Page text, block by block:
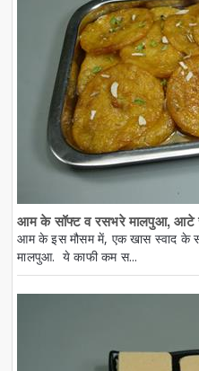
आम के सॉफ्ट व रसभरे मालपुआ,
आम के इस मौसम में, एक खास स्वाद के
मालपुआ. ये काफी कम स...